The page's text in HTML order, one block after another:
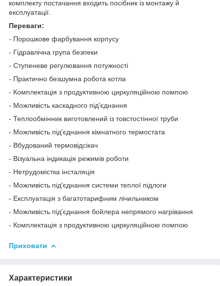
комплекту постачання входить посібник із монтажу й
експлуатації.
Переваги:
- Порошкове фарбування корпусу
- Гідравлічна група безпеки
- Ступеневе регулювання потужності
- Практично безшумна робота котла
- Комплектація з продуктивною циркуляційною помпою
- Можливість каскадного під'єднання
- Теплообмінник виготовлений із товстостінної труби
- Можливість під'єднання кімнатного термостата
- Вбудований термовідсікач
- Візуальна індикація режимів роботи
- Нетрудомістка інсталяція
- Можливість під'єднання системи теплої підлоги
- Експлуатація з багатотарифним лічильником
- Можливість під'єднання бойлера непрямого нагрівання
- Комплектація з продуктивною циркуляційною помпою
Приховати
Характеристики